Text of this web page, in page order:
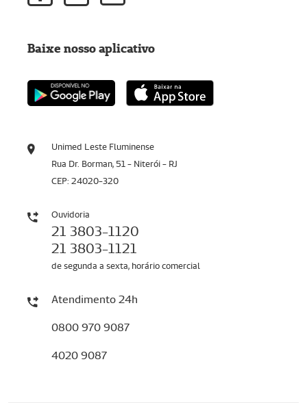
Unimed Leste Fluminense
Rua Dr. Borman, 51 - Niterói - RJ
CEP: 24020-320
Ouvidoria
21 3803-1120
21 3803-1121
de segunda a sexta, horário comercial
Atendimento 24h
0800 970 9087
4020 9087
Baixe nosso aplicativo